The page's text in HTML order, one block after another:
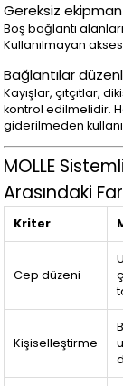
Gereksiz
Boş bağlantı
Kullanılmayan
Bağlantılar
Kayışlar, çıtçıtlar,
kontrol edilmelidir.
giderilmeden
MOLLE
Arasındaki
Kriter
Cep düzeni
Kişiselleştirme